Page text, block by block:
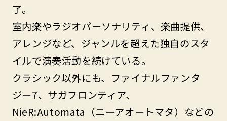
了。
室内楽やラジオパーソナリティ、楽曲提供、
アレンジなど、ジャンルを超えた独自のスタ
イルで演奏活動を続けている。
クラシック以外にも、ファイナルファンタ
ジー7、サガフロンティア、
NieR:Automata（ニーアオートマタ）などの